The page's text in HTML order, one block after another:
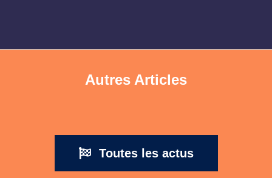
Autres Articles
Toutes les actus